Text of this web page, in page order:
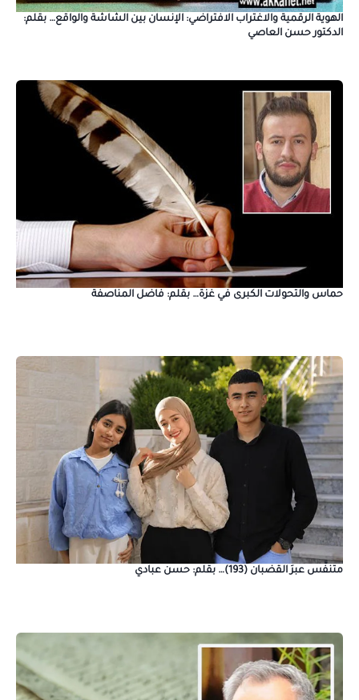
الهوية الرقمية والاغتراب الافتراضي: الإنسان بين الشاشة والواقع… بقلم:
الدكتور حسن العاصي
حماس والتحولات الكبرى في غزة… بقلم: فاضل المناصفة
متنفَّس عبرَ القضبان (193)… بقلم: حسن عبادي